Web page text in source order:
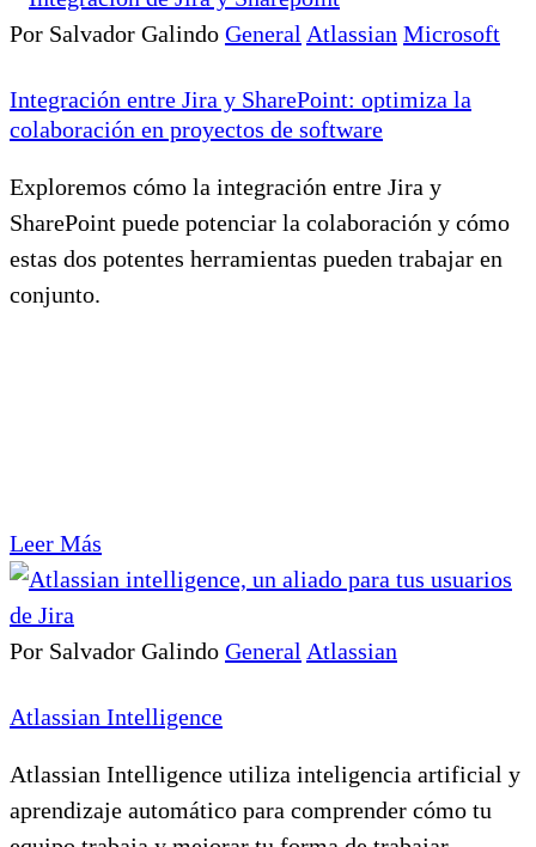
Por Salvador Galindo General Atlassian Microsoft
Integración entre Jira y SharePoint: optimiza la
colaboración en proyectos de software
Exploremos cómo la integración entre Jira y
SharePoint puede potenciar la colaboración y cómo
estas dos potentes herramientas pueden trabajar en
conjunto.
Leer Más
Por Salvador Galindo General Atlassian
Atlassian Intelligence
Atlassian Intelligence utiliza inteligencia artificial y
aprendizaje automático para comprender cómo tu